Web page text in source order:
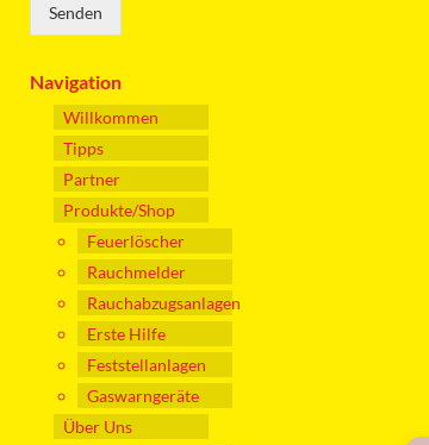
Senden
Navigation
Willkommen
Tipps
Partner
Produkte/Shop
Feuerlöscher
Rauchmelder
Rauchabzugsanlagen
Erste Hilfe
Feststellanlagen
Gaswarngeräte
Über Uns